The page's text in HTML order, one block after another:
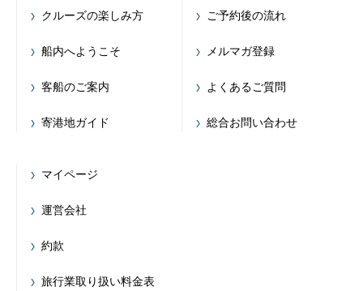
クルーズの楽しみ方
船内へようこそ
客船のご案内
寄港地ガイド
ご予約後の流れ
メルマガ登録
よくあるご質問
総合お問い合わせ
マイページ
運営会社
約款
旅行業取り扱い料金表